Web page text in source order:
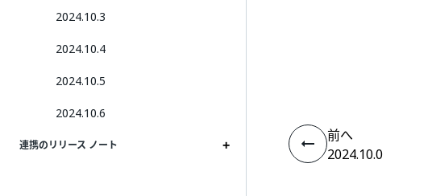
2024.10.3
2024.10.4
2024.10.5
2024.10.6
連携のリリース ノート
前へ
2024.10.0